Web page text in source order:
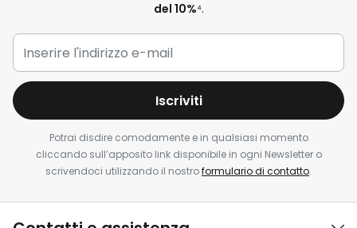
del 10%⁴.
Iscriviti
Potrai disdire comodamente e in qualsiasi momento
cliccando sull’apposito link disponibile in ogni Newsletter o
scrivendoci utilizzando il nostroformulario di contatto.